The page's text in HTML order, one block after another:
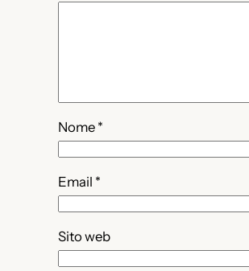
Nome *
Email *
Sito web